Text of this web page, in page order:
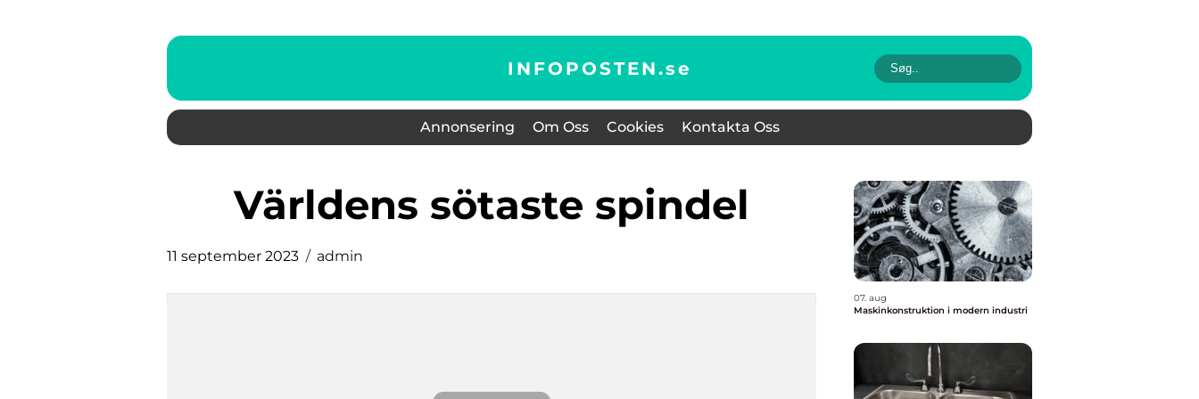
INFOPOSTEN.se
Annonsering Om Oss Cookies Kontakta Oss
världens sötaste spindel
11 september 2023 admin
07. aug
Maskinkonstruktion i modern industri